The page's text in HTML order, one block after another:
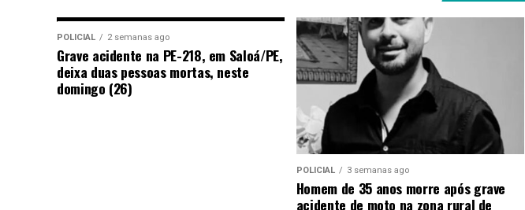
POLICIAL 2 semanas ago
Grave acidente na PE-218, em Saloá/PE,
deixa duas pessoas mortas, neste
domingo (26)
POLICIAL 3 semanas ago
Homem de 35 anos morre após grave
acidente de moto na zona rural de